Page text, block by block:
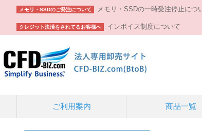
メモリ・SSDのご発注について メモリ・SSDの一時受注停止につ
クレジット決済をされてるお客様へ インボイス制度について
ご利用案内 商品一覧